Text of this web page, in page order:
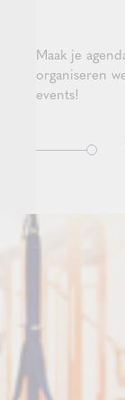
Maak je
organiseren
events!